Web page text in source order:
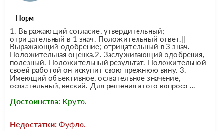
Норм
1. Выражающий согласие, утвердительный;
отрицательный в 1 знач. Положительный ответ.||
Выражающий одобрение; отрицательный в 3 знач.
Положительная оценка.2. Заслуживающий одобрения,
полезный. Положительный результат. Положительной
своей работой он искупит свою прежнюю вину. 3.
Имеющий объективное, осязательное значение,
осязательный, веский. Для решения этого вопроса ...
Достоинства: Круто.
Недостатки: Фуфло.